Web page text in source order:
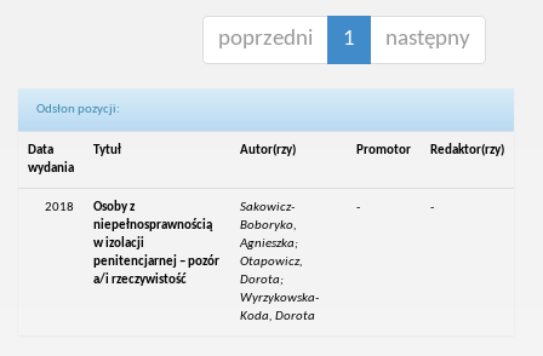
poprzedni 1 następny
Odsłon pozycji:
Data
wydania
Tytuł Autor(rzy) Promotor Redaktor(rzy)
2018
Osoby z
niepełnosprawnością
w izolacji
penitencjarnej – pozór
a/i rzeczywistość
Sakowicz-
Boboryko,
Agnieszka;
Otapowicz,
Dorota;
Wyrzykowska-
Koda, Dorota
- -